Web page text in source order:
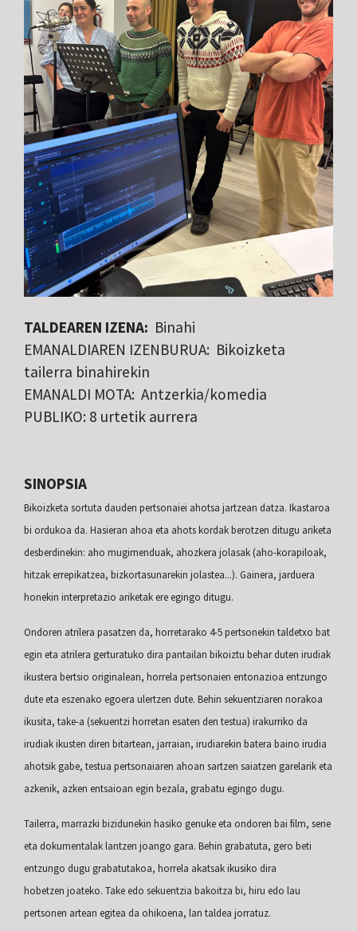
TALDEAREN IZENA: Binahi
EMANALDIAREN IZENBURUA: Bikoizketa
tailerra binahirekin
EMANALDI MOTA: Antzerkia/komedia
PUBLIKO: 8 urtetik aurrera
SINOPSIA
Bikoizketa sortuta dauden pertsonaiei ahotsa jartzean datza. Ikastaroa
bi ordukoa da. Hasieran ahoa eta ahots kordak berotzen ditugu ariketa
desberdinekin: aho mugimenduak, ahozkera jolasak (aho-korapiloak,
hitzak errepikatzea, bizkortasunarekin jolastea...). Gainera, jarduera
honekin interpretazio ariketak ere egingo ditugu.
Ondoren atrilera pasatzen da, horretarako 4-5 pertsonekin taldetxo bat
egin eta atrilera gerturatuko dira pantailan bikoiztu behar duten irudiak
ikustera bertsio originalean, horrela pertsonaien entonazioa entzungo
dute eta eszenako egoera ulertzen dute. Behin sekuentziaren norakoa
ikusita, take-a (sekuentzi horretan esaten den testua) irakurriko da
irudiak ikusten diren bitartean, jarraian, irudiarekin batera baino irudia
ahotsik gabe, testua pertsonaiaren ahoan sartzen saiatzen garelarik eta
azkenik, azken entsaioan egin bezala, grabatu egingo dugu.
Tailerra, marrazki bizidunekin hasiko genuke eta ondoren bai film, serie
eta dokumentalaklantzen joango gara. Behin grabatuta, gero beti
entzungo dugu grabatutakoa, horrela akatsak ikusiko dira
hobetzen joateko. Take edo sekuentzia bakoitza bi, hiru edo lau
pertsonen artean egitea da ohikoena, lan taldea jorratuz.